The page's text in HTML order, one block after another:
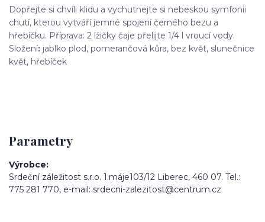
Dopřejte si chvíli klidu a vychutnejte si nebeskou symfonii
chutí, kterou vytváří jemné spojení černého bezu a
hřebíčku. Příprava: 2 lžičky čaje přelijte 1/4 l vroucí vody.
Složení: jablko plod, pomerančová kůra, bez květ, slunečnice
květ, hřebíček
Parametry
Výrobce
Srdeční záležitost s.r.o. 1.máje103/12 Liberec, 460 07. Tel.:
775 281 770, e-mail: srdecni-zalezitost@centrum.cz